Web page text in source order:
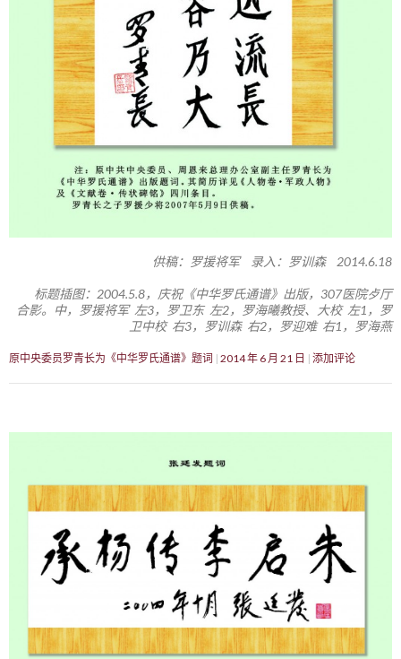
供稿：罗援将军 录入：罗训森 2014.6.18
标题插图：2004.5.8，庆祝《中华罗氏通谱》出版，307医院歺厅
合影。中，罗援将军 左3，罗卫东 左2，罗海曦教授、大校 左1，罗
卫中校 右3，罗训森 右2，罗迎难 右1，罗海燕
原中央委员罗青长为《中华罗氏通谱》题词 2014 年 6 月 21 日 添加评论